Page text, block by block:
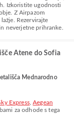
Izkoristite ugodnosti
Z Airpazom
Rezervirajte
neverjetne prihranke.
Atene do Sofia
Mednarodno
Express,Aegean
za odhode s tega